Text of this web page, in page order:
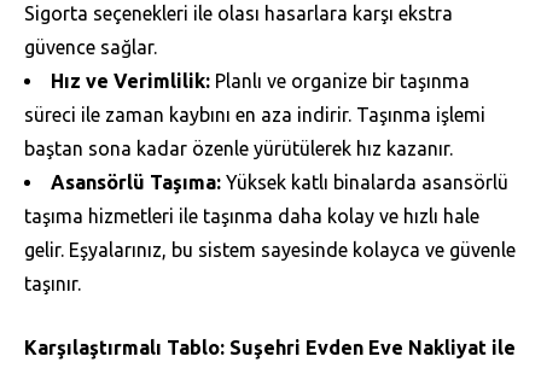
Sigorta seçenekleri ile olası hasarlara karşı ekstra
güvence sağlar.
Hız ve Verimlilik: Planlı ve organize bir taşınma
süreci ile zaman kaybını en aza indirir. Taşınma işlemi
baştan sona kadar özenle yürütülerek hız kazanır.
Asansörlü Taşıma: Yüksek katlı binalarda asansörlü
taşıma hizmetleri ile taşınma daha kolay ve hızlı hale
gelir. Eşyalarınız, bu sistem sayesinde kolayca ve güvenle
taşınır.
Karşılaştırmalı Tablo: Suşehri Evden Eve Nakliyat ile